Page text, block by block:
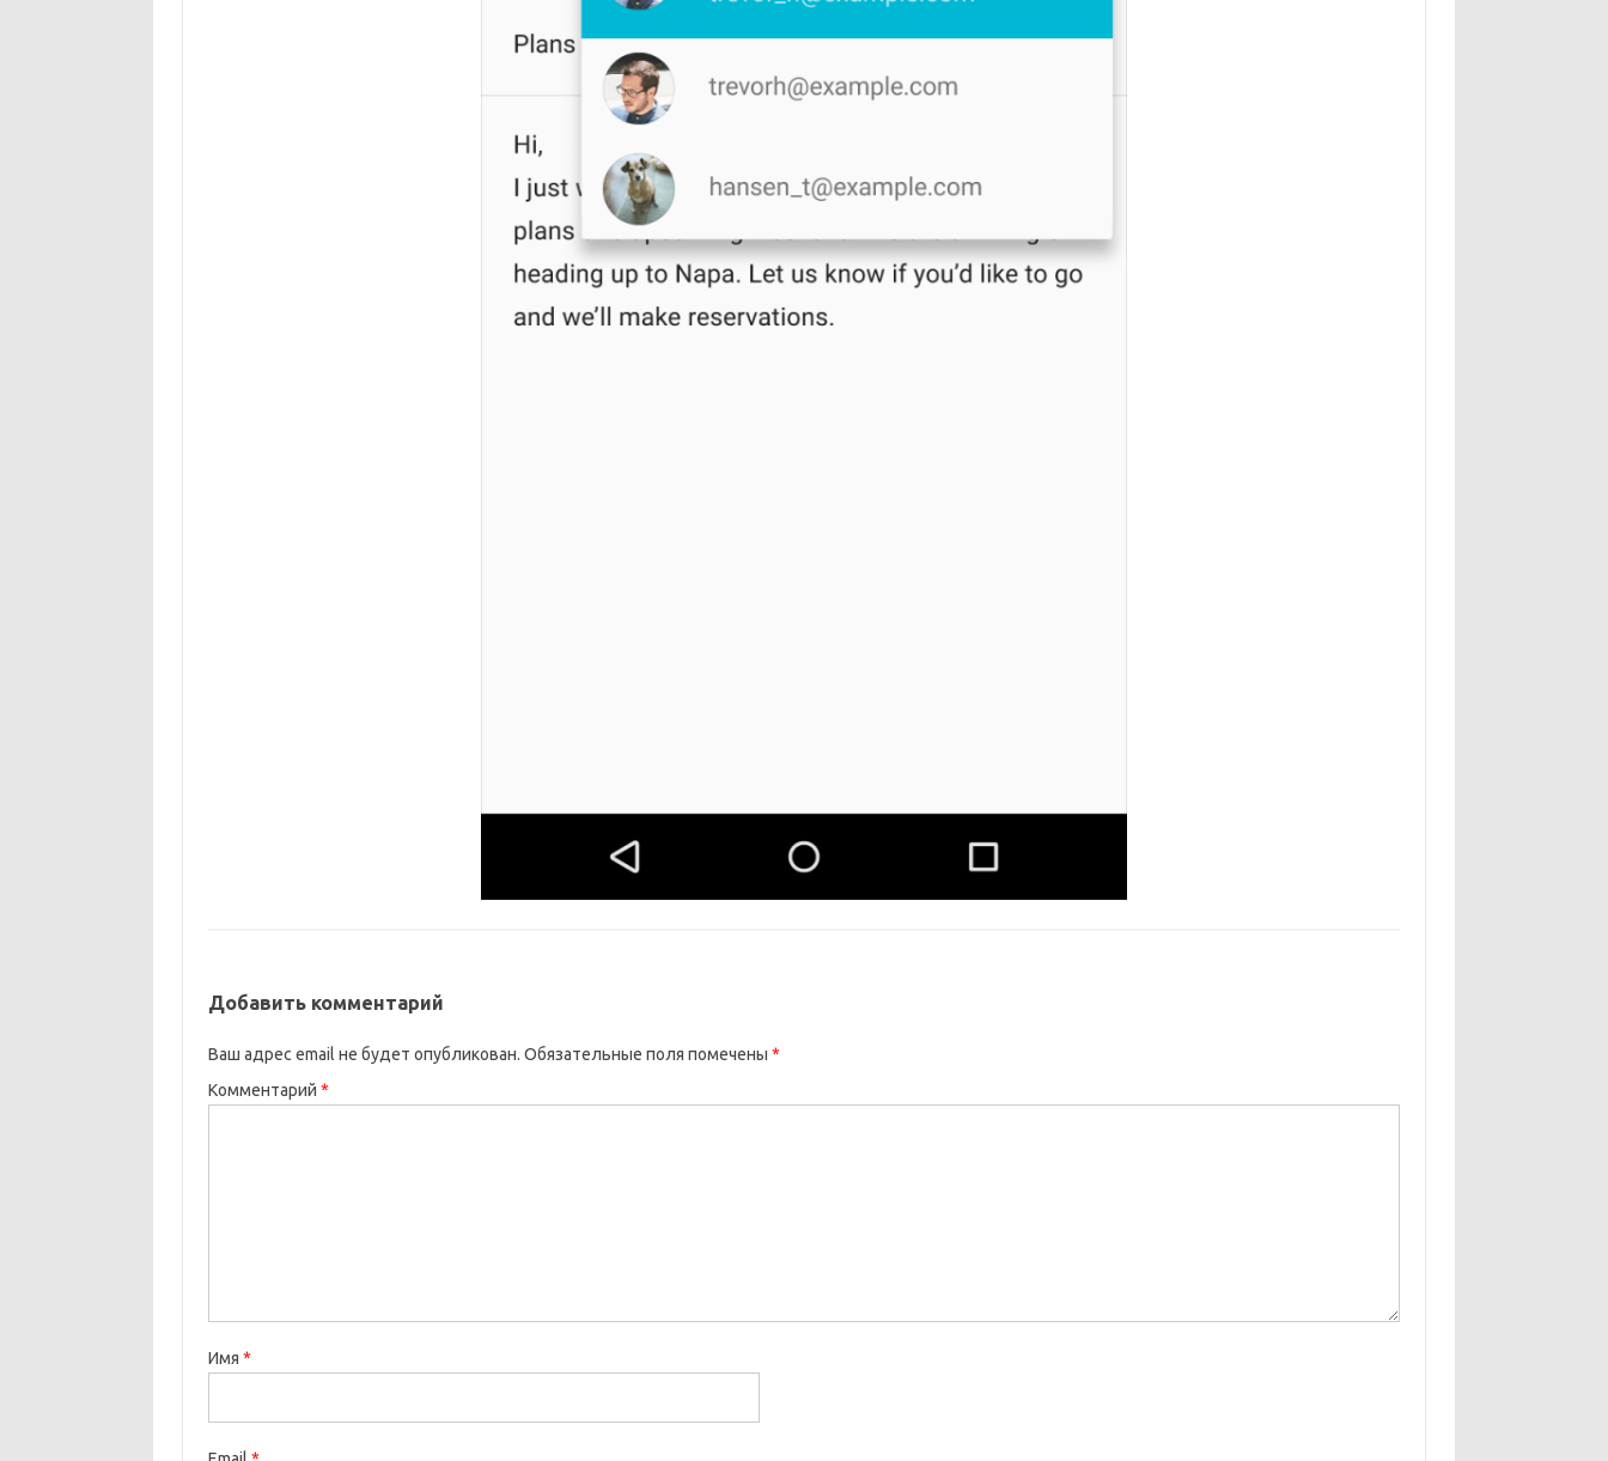
Добавить комментарий
Ваш адрес email не будет опубликован. Обязательные поля помечены *
Комментарий *
Имя *